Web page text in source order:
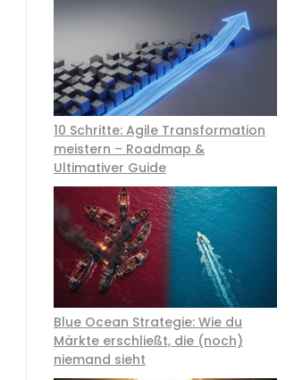
10 Schritte: Agile Transformation
meistern – Roadmap &
Ultimativer Guide
Blue Ocean Strategie: Wie du
Märkte erschließt, die (noch)
niemand sieht